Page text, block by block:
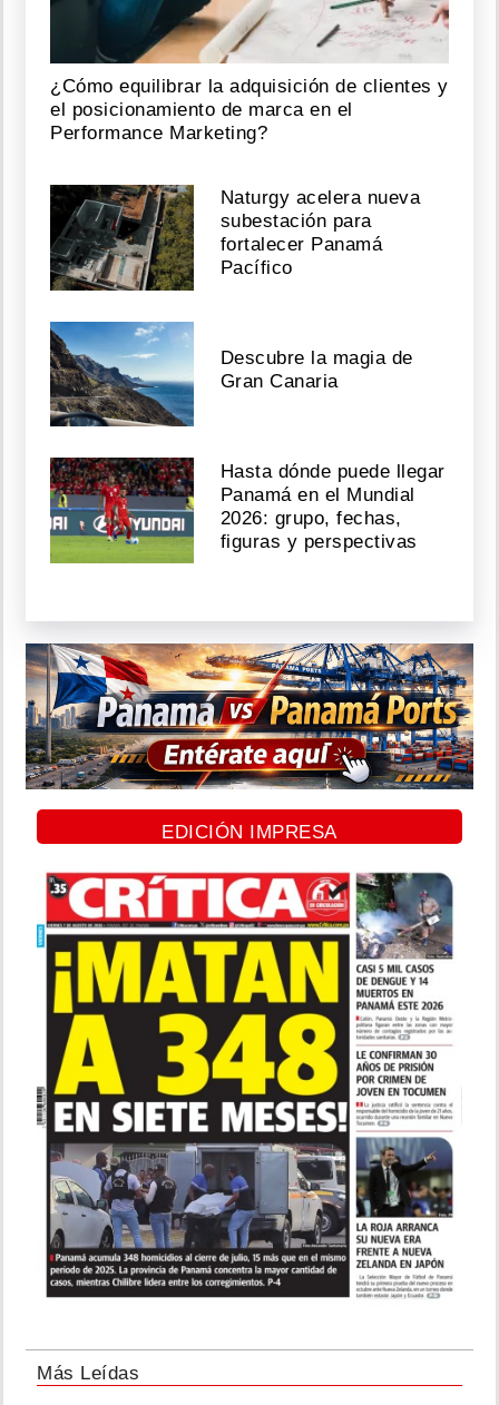
o
2
2
J
u
n,
2
0
1
9
a
l
as
1:
4
6
P
D
T
¿Cómo equilibrar la adquisición de clientes y
el posicionamiento de marca en el
Performance Marketing?
Naturgy acelera nueva
subestación para
fortalecer Panamá
Pacífico
Descubre la magia de
Gran Canaria
Hasta dónde puede llegar
Panamá en el Mundial
2026: grupo, fechas,
figuras y perspectivas
EDICIÓN IMPRESA
Más Leídas